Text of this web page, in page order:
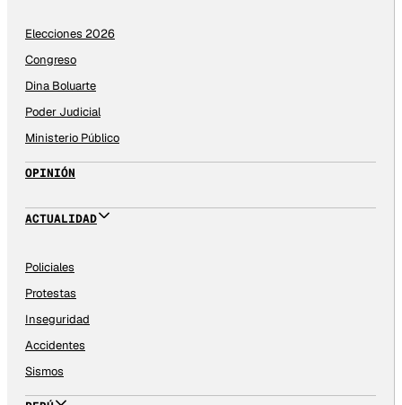
Elecciones 2026
Congreso
Dina Boluarte
Poder Judicial
Ministerio Público
OPINIÓN
ACTUALIDAD
Policiales
Protestas
Inseguridad
Accidentes
Sismos